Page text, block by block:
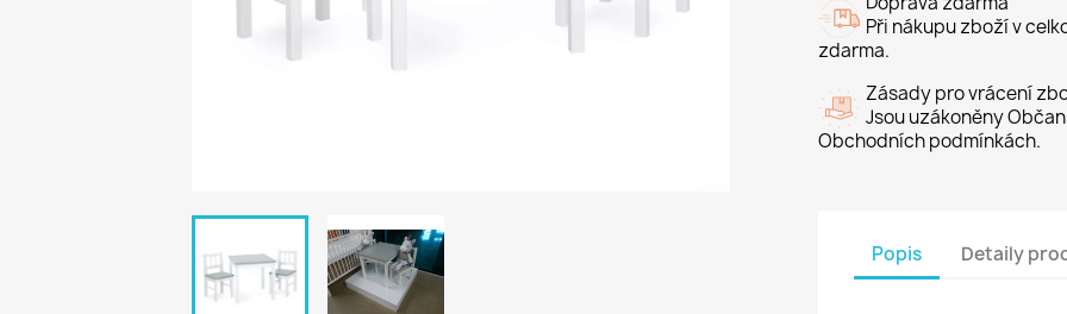
Při nákupu zboží v
zdarma.
Zásady pro vrácení
Jsou uzákoněny
Obchodních podmínkách.
Popis Detaily